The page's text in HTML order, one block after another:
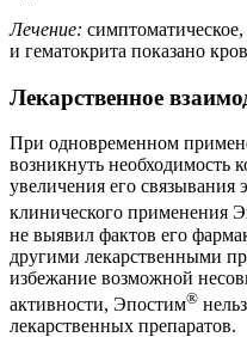
Лечение:
и гематокрита показано
Лекарственное
При одновременном
возникнуть необходимость
увеличения его
клинического применения
не выявил фактов его
другими лекарственными
избежание возможной
активности, Эпостим®
лекарственных препаратов.